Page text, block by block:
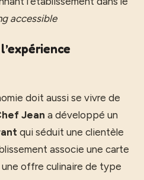
accessible
doit aussi se vivre de
Jean a développé un
qui séduit une clientèle
associe une carte
offre culinaire de type